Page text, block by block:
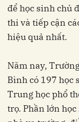
để học sinh chủ
thi và tiếp cận
hiệu quả nhất.
Năm nay,
Bình có 197 học
Trung học phổ
trọ. Phần lớn